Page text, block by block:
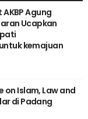
Agung
Ucapkan
kemajuan
Islam, Law and
di Padang